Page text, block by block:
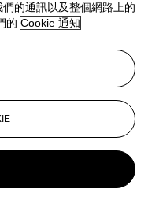
的通訊以及整個網路上的
的 Cookie 通知